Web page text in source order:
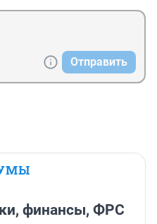
Отправить
финансы, ФРС